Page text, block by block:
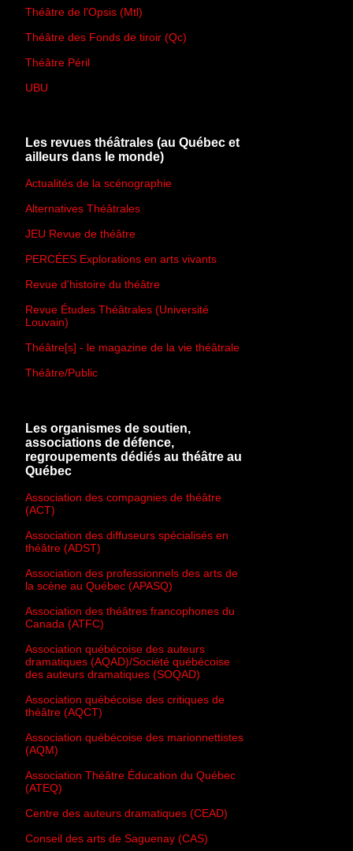
Théâtre de l'Opsis (Mtl)
Théâtre des Fonds de tiroir (Qc)
Théâtre Péril
UBU
Les revues théâtrales (au Québec et
ailleurs dans le monde)
Actualités de la scénographie
Alternatives Théâtrales
JEU Revue de théâtre
PERCÉES Explorations en arts vivants
Revue d'histoire du théâtre
Revue Études Théâtrales (Université
Louvain)
Théâtre[s] - le magazine de la vie théâtrale
Théâtre/Public
Les organismes de soutien,
associations de défence,
regroupements dédiés au théâtre au
Québec
Association des compagnies de théâtre
(ACT)
Association des diffuseurs spécialisés en
théâtre (ADST)
Association des professionnels des arts de
la scène au Québec (APASQ)
Association des théâtres francophones du
Canada (ATFC)
Association québécoise des auteurs
dramatiques (AQAD)/Société québécoise
des auteurs dramatiques (SOQAD)
Association québécoise des critiques de
théâtre (AQCT)
Association québécoise des marionnettistes
(AQM)
Association Théâtre Éducation du Québec
(ATEQ)
Centre des auteurs dramatiques (CEAD)
Conseil des arts de Saguenay (CAS)